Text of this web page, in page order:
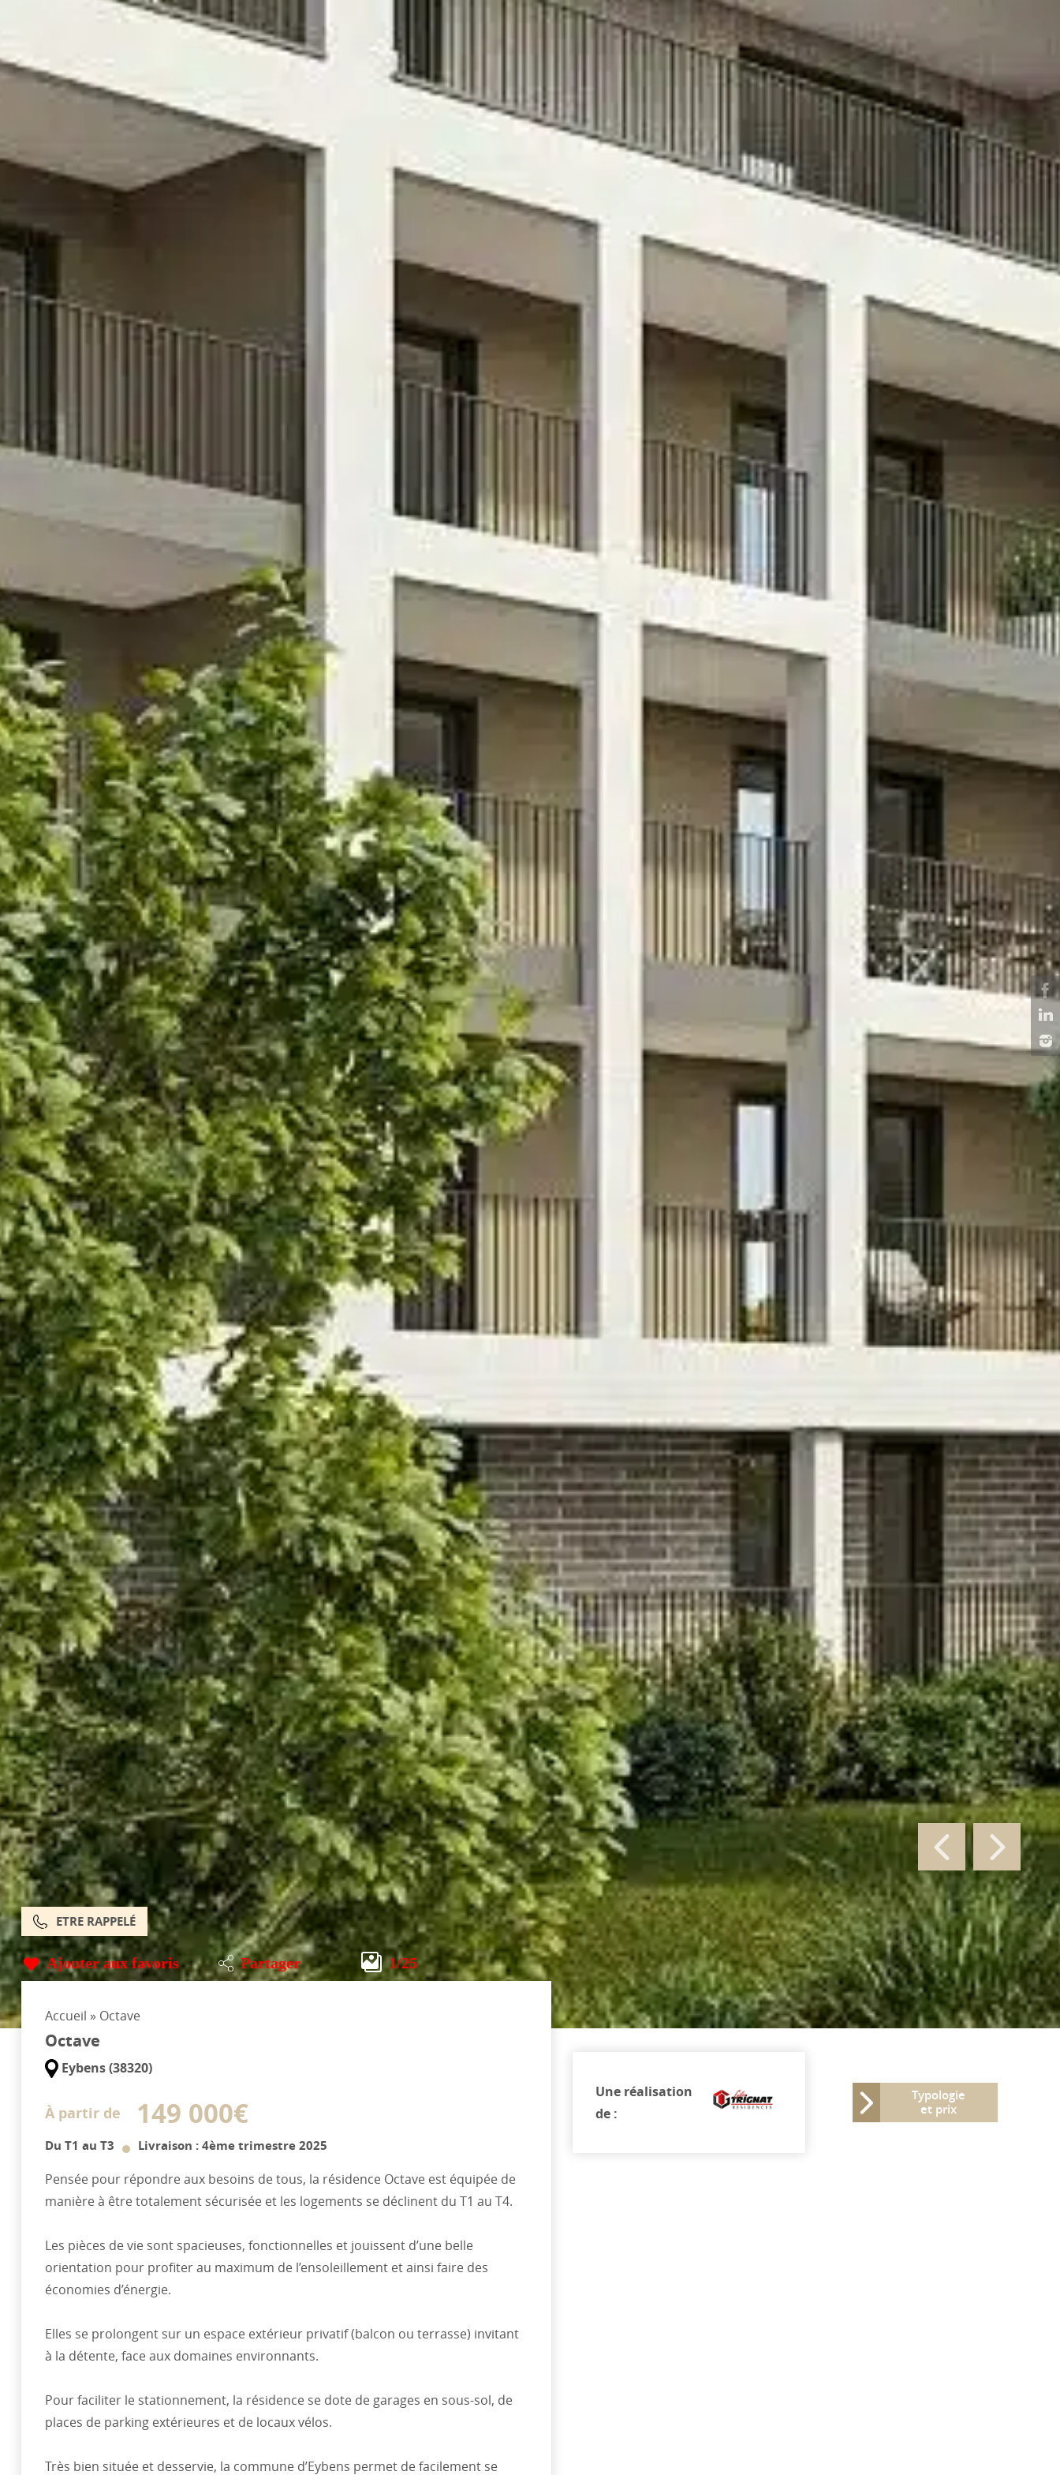
ETRE RAPPELÉ
Ajouter aux favoris Partager 1/25
Accueil » Octave
Octave
Eybens (38320)
À partir de 149 000€
Du T1 au T3 Livraison : 4ème trimestre 2025
Pensée pour répondre aux besoins de tous, la résidence Octave est équipée de
manière à être totalement sécurisée et les logements se déclinent du T1 au T4.
Les pièces de vie sont spacieuses, fonctionnelles et jouissent d’une belle
orientation pour profiter au maximum de l’ensoleillement et ainsi faire des
économies d’énergie.
Elles se prolongent sur un espace extérieur privatif (balcon ou terrasse) invitant
à la détente, face aux domaines environnants.
Pour faciliter le stationnement, la résidence se dote de garages en sous-sol, de
places de parking extérieures et de locaux vélos.
Très bien située et desservie, la commune d’Eybens permet de facilement se
Une réalisation
de :
Typologie
et prix